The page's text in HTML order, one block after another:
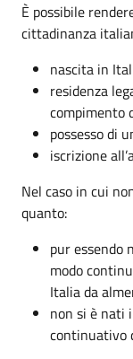
È possibile
cittadinanza
nascita in
residenza
compimento
possesso di
iscrizione
Nel caso in cui
quanto:
pur essendo
modo
Italia da
non si è nati
continuativo